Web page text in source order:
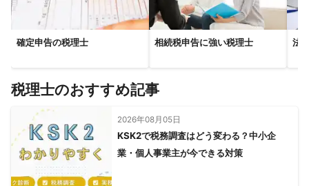
確定申告の税理士 相続税申告に強い税理士 法
税理士のおすすめ記事
2026年08月05日
KSK2で税務調査はどう変わる？中小企
業・個人事業主が今できる対策